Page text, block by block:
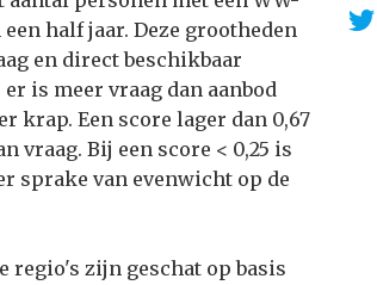
half jaar. Deze grootheden
en direct beschikbaar
is meer vraag dan aanbod
krap. Een score lager dan 0,67
vraag. Bij een score < 0,25 is
sprake van evenwicht op de
regio's zijn geschat op basis